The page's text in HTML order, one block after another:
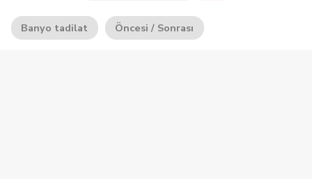
Banyo tadilat Öncesi / Sonrası